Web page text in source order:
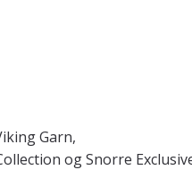
Garn,
og Snorre